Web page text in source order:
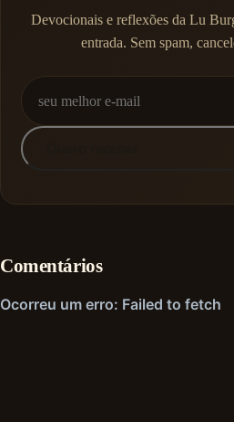
Devocionais e reflexões da Lu
entrada. Sem spam,
Comentários